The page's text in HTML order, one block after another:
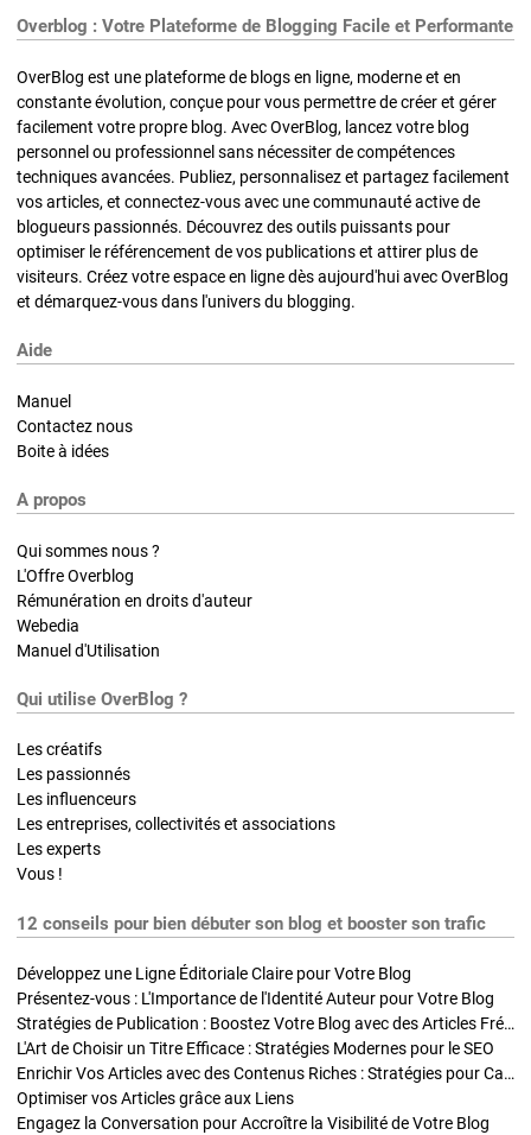
Overblog : Votre Plateforme de Blogging Facile et Performante
OverBlog est une plateforme de blogs en ligne, moderne et en
constante évolution, conçue pour vous permettre de créer et gérer
facilement votre propre blog. Avec OverBlog, lancez votre blog
personnel ou professionnel sans nécessiter de compétences
techniques avancées. Publiez, personnalisez et partagez facilement
vos articles, et connectez-vous avec une communauté active de
blogueurs passionnés. Découvrez des outils puissants pour
optimiser le référencement de vos publications et attirer plus de
visiteurs. Créez votre espace en ligne dès aujourd'hui avec OverBlog
et démarquez-vous dans l'univers du blogging.
Aide
Manuel
Contactez nous
Boite à idées
A propos
Qui sommes nous ?
L'Offre Overblog
Rémunération en droits d'auteur
Webedia
Manuel d'Utilisation
Qui utilise OverBlog ?
Les créatifs
Les passionnés
Les influenceurs
Les entreprises, collectivités et associations
Les experts
Vous !
12 conseils pour bien débuter son blog et booster son trafic
Développez une Ligne Éditoriale Claire pour Votre Blog
Présentez-vous : L'Importance de l'Identité Auteur pour Votre Blog
Stratégies de Publication : Boostez Votre Blog avec des Articles Fréquents et Exclusifs
L'Art de Choisir un Titre Efficace : Stratégies Modernes pour le SEO
Enrichir Vos Articles avec des Contenus Riches : Stratégies pour Captiver et Optimiser
Optimiser vos Articles grâce aux Liens
Engagez la Conversation pour Accroître la Visibilité de Votre Blog